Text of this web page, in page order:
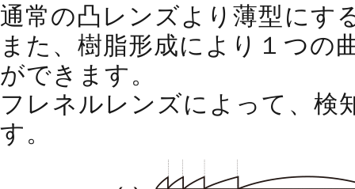
通常の凸レンズより薄型にす
また、樹脂形成により１つの
ができます。
フレネルレンズによって、検
す。